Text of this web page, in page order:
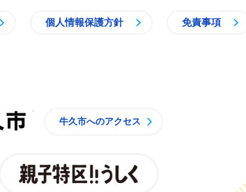
個人情報保護方針 免責事項
牛久市へのアクセス